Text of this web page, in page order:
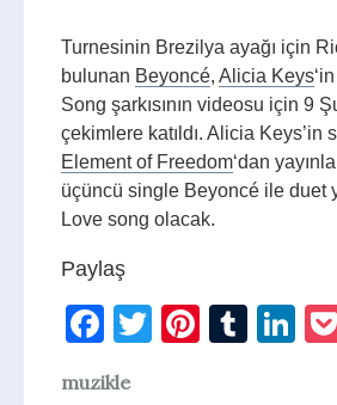
Turnesinin Brezilya ayağı için
bulunan Beyoncé, Alicia Keys
Song şarkısının videosu için 9
çekimlere katıldı. Alicia Keys’in
Element of Freedom‘dan
üçüncü single Beyoncé ile duet
Love song olacak.
Paylaş
Facebook
TwitterPinterest
muzikle